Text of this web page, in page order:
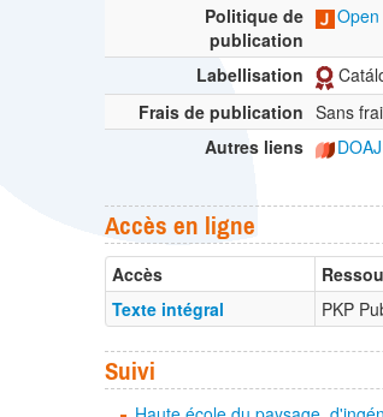
Politique de
publication
Labellisation
Frais de publication Sans
Autres liens
DOAJ
Accès en ligne
Accès
Texte intégral
PKP
Suivi